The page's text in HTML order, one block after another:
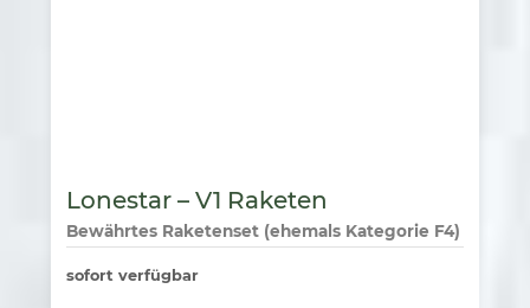
Lonestar – V1 Raketen
Bewährtes Raketenset (ehemals Kategorie F4)
sofort verfügbar